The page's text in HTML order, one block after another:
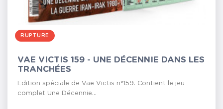
RUPTURE
VAE VICTIS 159 - UNE DÉCENNIE DANS LES
TRANCHÉES
Edition spéciale de Vae Victis n°159. Contient le jeu
complet Une Décennie...